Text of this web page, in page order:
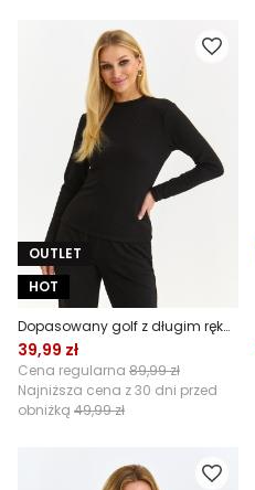
OUTLET
HOT
Dopasowany golf z długim rękawem
39,99 zł
Cena regularna 89,99 zł
Najniższa cena z 30 dni przed
obniżką 49,99 zł